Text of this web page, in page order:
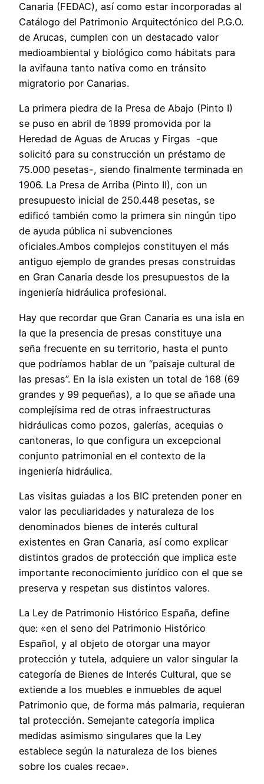
Canaria (FEDAC), así como estar incorporadas al
Catálogo del Patrimonio Arquitectónico del P.G.O.
de Arucas, cumplen con un destacado valor
medioambiental y biológico como hábitats para
la avifauna tanto nativa como en tránsito
migratorio por Canarias.
La primera piedra de la Presa de Abajo (Pinto I)
se puso en abril de 1899 promovida por la
Heredad de Aguas de Arucas y Firgas -que
solicitó para su construcción un préstamo de
75.000 pesetas-, siendo finalmente terminada en
1906. La Presa de Arriba (Pinto II), con un
presupuesto inicial de 250.448 pesetas, se
edificó también como la primera sin ningún tipo
de ayuda pública ni subvenciones
oficiales.Ambos complejos constituyen el más
antiguo ejemplo de grandes presas construidas
en Gran Canaria desde los presupuestos de la
ingeniería hidráulica profesional.
Hay que recordar que Gran Canaria es una isla en
la que la presencia de presas constituye una
seña frecuente en su territorio, hasta el punto
que podríamos hablar de un “paisaje cultural de
las presas”. En la isla existen un total de 168 (69
grandes y 99 pequeñas), a lo que se añade una
complejísima red de otras infraestructuras
hidráulicas como pozos, galerías, acequias o
cantoneras, lo que configura un excepcional
conjunto patrimonial en el contexto de la
ingeniería hidráulica.
Las visitas guiadas a los BIC pretenden poner en
valor las peculiaridades y naturaleza de los
denominados bienes de interés cultural
existentes en Gran Canaria, así como explicar
distintos grados de protección que implica este
importante reconocimiento jurídico con el que se
preserva y respetan sus distintos valores.
La Ley de Patrimonio Histórico España, define
que: «en el seno del Patrimonio Histórico
Español, y al objeto de otorgar una mayor
protección y tutela, adquiere un valor singular la
categoría de Bienes de Interés Cultural, que se
extiende a los muebles e inmuebles de aquel
Patrimonio que, de forma más palmaria, requieran
tal protección. Semejante categoría implica
medidas asimismo singulares que la Ley
establece según la naturaleza de los bienes
sobre los cuales recae».